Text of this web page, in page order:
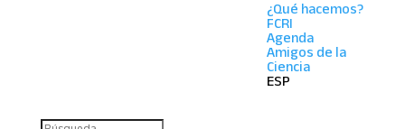
¿Qué hacemos?
FCRI
Agenda
Amigos de la
Ciencia
ESP